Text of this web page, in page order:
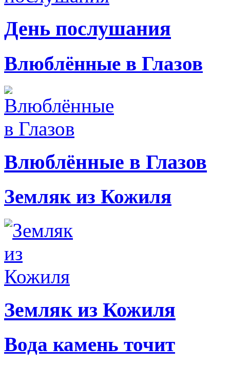
День послушания
Влюблённые в Глазов
Влюблённые в Глазов
Земляк из Кожиля
Земляк из Кожиля
Вода камень точит